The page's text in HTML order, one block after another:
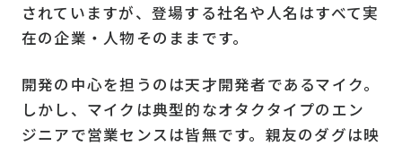
されていますが、登場する社名や人名はすべて実
在の企業・人物そのままです。
開発の中心を担うのは天才開発者であるマイク。
しかし、マイクは典型的なオタクタイプのエン
ジニアで営業センスは皆無です。親友のダグは映